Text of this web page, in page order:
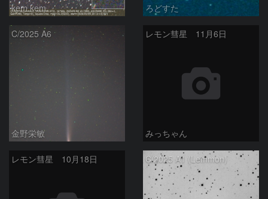
kem.kem ろどすた
C/2025 A6
金野栄敏
レモン彗星 11月6日
みっちゃん
レモン彗星 10月18日 C/2025 A1 (Lemmon)